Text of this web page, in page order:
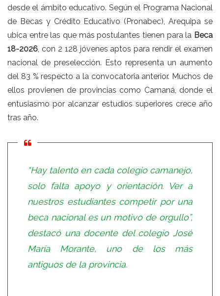
desde el ámbito educativo. Según el Programa Nacional
de Becas y Crédito Educativo (Pronabec), Arequipa se
ubica entre las que más postulantes tienen para la Beca
18-2026 , con 2 128 jóvenes aptos para rendir el examen
nacional de preselección. Esto representa un aumento
del 83 % respecto a la convocatoria anterior. Muchos de
ellos provienen de provincias como Camaná, donde el
entusiasmo por alcanzar estudios superiores crece año
tras año.
“Hay talento en cada colegio camanejo,
solo falta apoyo y orientación. Ver a
nuestros estudiantes competir por una
beca nacional es un motivo de orgullo”,
destacó una docente del colegio José
María Morante, uno de los más
antiguos de la provincia.